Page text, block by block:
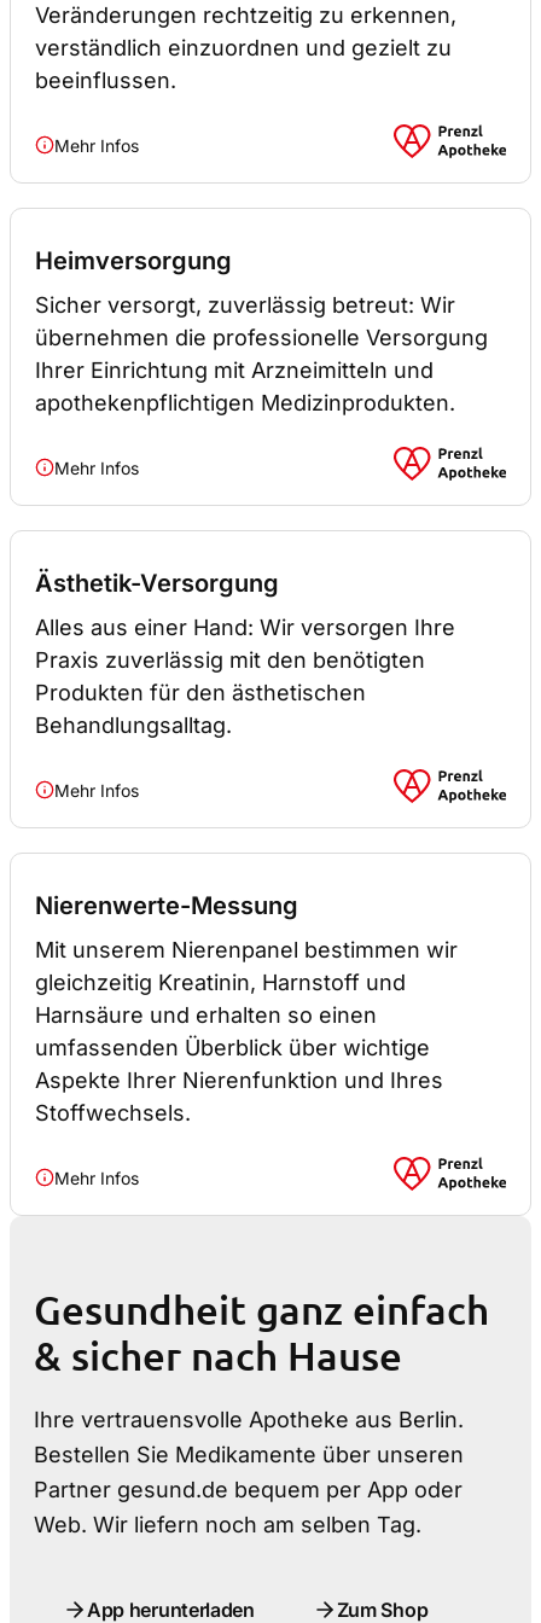
Veränderungen rechtzeitig zu erkennen,
verständlich einzuordnen und gezielt zu
beeinflussen.
Mehr Infos
Heimversorgung
Sicher versorgt, zuverlässig betreut: Wir
übernehmen die professionelle Versorgung
Ihrer Einrichtung mit Arzneimitteln und
apothekenpflichtigen Medizinprodukten.
Mehr Infos
Ästhetik-Versorgung
Alles aus einer Hand: Wir versorgen Ihre
Praxis zuverlässig mit den benötigten
Produkten für den ästhetischen
Behandlungsalltag.
Mehr Infos
Nierenwerte-Messung
Mit unserem Nierenpanel bestimmen wir
gleichzeitig Kreatinin, Harnstoff und
Harnsäure und erhalten so einen
umfassenden Überblick über wichtige
Aspekte Ihrer Nierenfunktion und Ihres
Stoffwechsels.
Mehr Infos
Gesundheit ganz einfach
& sicher nach Hause
Ihre vertrauensvolle Apotheke aus Berlin.
Bestellen Sie Medikamente über unseren
Partner gesund.de bequem per App oder
Web. Wir liefern noch am selben Tag.
App herunterladen Zum Shop